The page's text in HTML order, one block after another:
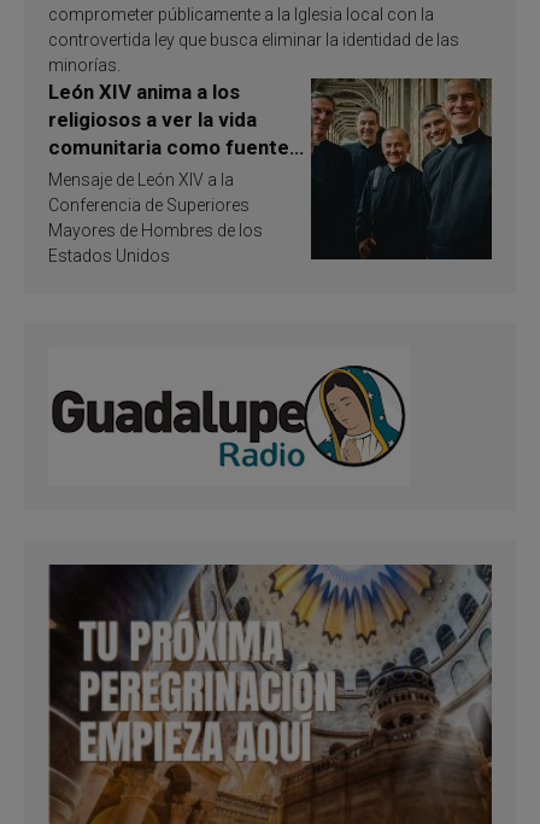
comprometer públicamente a la Iglesia local con la
controvertida ley que busca eliminar la identidad de las
minorías.
León XIV anima a los
religiosos a ver la vida
comunitaria como fuente
de inspiración y
santificación
Mensaje de León XIV a la
Conferencia de Superiores
Mayores de Hombres de los
Estados Unidos